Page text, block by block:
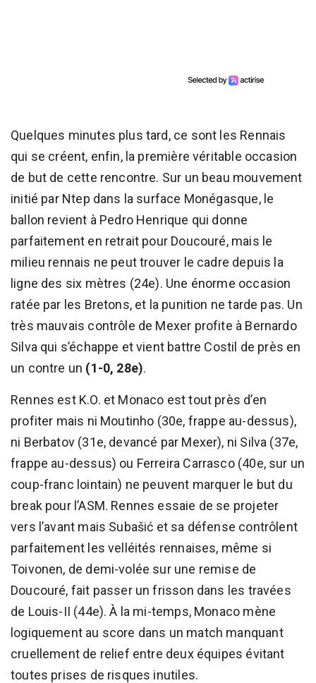
Quelques minutes plus tard, ce sont les Rennais
qui se créent, enfin, la première véritable occasion
de but de cette rencontre. Sur un beau mouvement
initié par Ntep dans la surface Monégasque, le
ballon revient à Pedro Henrique qui donne
parfaitement en retrait pour Doucouré, mais le
milieu rennais ne peut trouver le cadre depuis la
ligne des six mètres (24e). Une énorme occasion
ratée par les Bretons, et la punition ne tarde pas. Un
très mauvais contrôle de Mexer profite à Bernardo
Silva qui s’échappe et vient battre Costil de près en
un contre un (1-0, 28e).
Rennes est K.O. et Monaco est tout près d’en
profiter mais ni Moutinho (30e, frappe au-dessus),
ni Berbatov (31e, devancé par Mexer), ni Silva (37e,
frappe au-dessus) ou Ferreira Carrasco (40e, sur un
coup-franc lointain) ne peuvent marquer le but du
break pour l’ASM. Rennes essaie de se projeter
vers l’avant mais Subašić et sa défense contrôlent
parfaitement les velléités rennaises, même si
Toivonen, de demi-volée sur une remise de
Doucouré, fait passer un frisson dans les travées
de Louis-II (44e). À la mi-temps, Monaco mène
logiquement au score dans un match manquant
cruellement de relief entre deux équipes évitant
toutes prises de risques inutiles.